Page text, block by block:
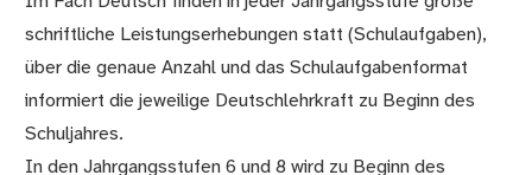
schriftliche Leistungserhebungen statt (Schulaufgaben),
über die genaue Anzahl und das Schulaufgabenformat
informiert die jeweilige Deutschlehrkraft zu Beginn des
Schuljahres.
In den Jahrgangsstufen 6 und 8 wird zu Beginn des